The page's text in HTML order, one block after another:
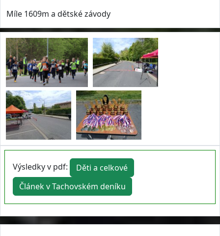
Míle 1609m a dětské závody
Výsledky v pdf:
Děti a celkové
Článek v Tachovském deníku